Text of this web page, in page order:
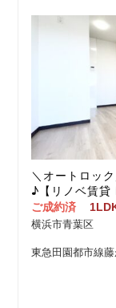
＼オートロッ
♪【リノベ賃
ご成約済
横浜市青葉区
東急田園都市線